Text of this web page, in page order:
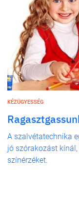
KÉZÜGYESSÉG
A szalvétatechnika
jó szórakozást
színérzéket.